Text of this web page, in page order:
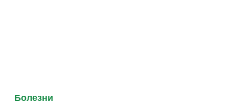
Болезни